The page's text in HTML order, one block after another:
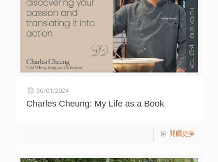
30/01/2024
Charles Cheung: My Life as a Book
閱讀更多